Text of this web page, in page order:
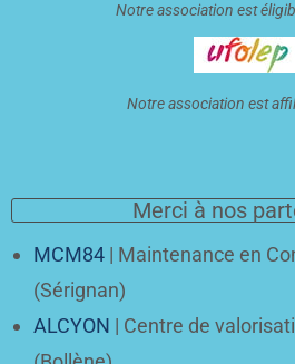
Notre association est
Notre association est
Merci à nos
MCM84 | Maintenance en
(Sérignan)
ALCYON | Centre de